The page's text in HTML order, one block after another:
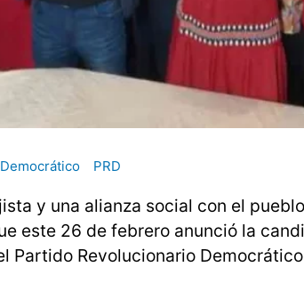
PRD
y una alianza social con el
este 26 de febrero anunció la
Partido Revolucionario